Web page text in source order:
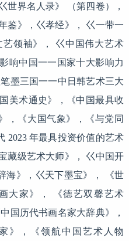
世界名人录》 （第四卷），
鉴》，巜孝经》， 巜一带一
领袖》， 巜中国伟大艺术
响中国一一国家十大影响力
墨三国一一中日韩艺术三大
美术通史》，《中国最具收
，《大国气象》，《与党同
2023 年最具投资价值的艺术
藏级艺术大师》， 巜中国开
海》，巜天下墨宝》， 《世
大家》， 《德艺双馨艺术
国历代书画名家大辞典》，
》，《领航中国艺术人物